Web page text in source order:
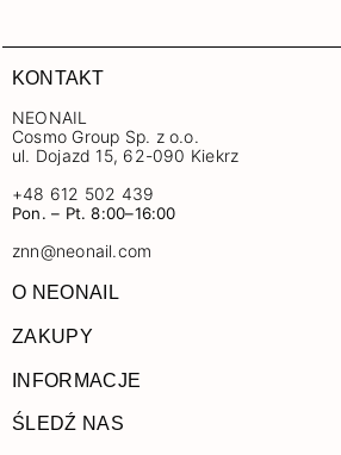
KONTAKT
NEONAIL
Cosmo Group Sp. z o.o.
ul. Dojazd 15, 62-090 Kiekrz
+48 612 502 439
Pon. – Pt. 8:00–16:00
znn@neonail.com
O NEONAIL
ZAKUPY
INFORMACJE
ŚLEDŹ NAS